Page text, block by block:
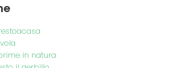
in natura